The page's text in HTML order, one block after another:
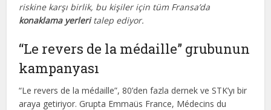
riskine karşı birlik, bu kişiler için tüm Fransa’da
konaklama yerleritalep ediyor.
“Le revers de la médaille” grubunun
kampanyası
“Le revers de la médaille”, 80’den fazla dernek ve STK’yı bir
araya getiriyor. Grupta Emmaüs France, Médecins du